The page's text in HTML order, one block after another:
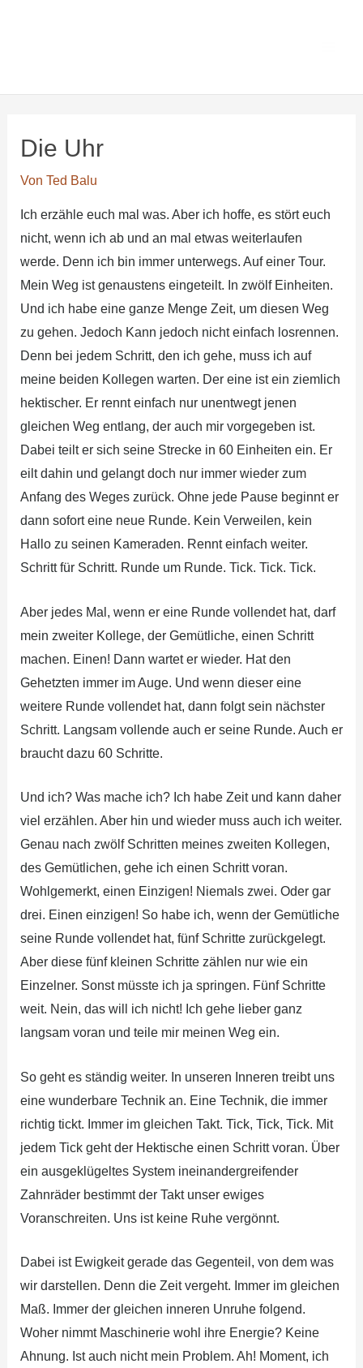
Die Uhr
Von Ted Balu
Ich erzähle euch mal was. Aber ich hoffe, es stört euch
nicht, wenn ich ab und an mal etwas weiterlaufen
werde. Denn ich bin immer unterwegs. Auf einer Tour.
Mein Weg ist genaustens eingeteilt. In zwölf Einheiten.
Und ich habe eine ganze Menge Zeit, um diesen Weg
zu gehen. Jedoch Kann jedoch nicht einfach losrennen.
Denn bei jedem Schritt, den ich gehe, muss ich auf
meine beiden Kollegen warten. Der eine ist ein ziemlich
hektischer. Er rennt einfach nur unentwegt jenen
gleichen Weg entlang, der auch mir vorgegeben ist.
Dabei teilt er sich seine Strecke in 60 Einheiten ein. Er
eilt dahin und gelangt doch nur immer wieder zum
Anfang des Weges zurück. Ohne jede Pause beginnt er
dann sofort eine neue Runde. Kein Verweilen, kein
Hallo zu seinen Kameraden. Rennt einfach weiter.
Schritt für Schritt. Runde um Runde. Tick. Tick. Tick.
Aber jedes Mal, wenn er eine Runde vollendet hat, darf
mein zweiter Kollege, der Gemütliche, einen Schritt
machen. Einen! Dann wartet er wieder. Hat den
Gehetzten immer im Auge. Und wenn dieser eine
weitere Runde vollendet hat, dann folgt sein nächster
Schritt. Langsam vollende auch er seine Runde. Auch er
braucht dazu 60 Schritte.
Und ich? Was mache ich? Ich habe Zeit und kann daher
viel erzählen. Aber hin und wieder muss auch ich weiter.
Genau nach zwölf Schritten meines zweiten Kollegen,
des Gemütlichen, gehe ich einen Schritt voran.
Wohlgemerkt, einen Einzigen! Niemals zwei. Oder gar
drei. Einen einzigen! So habe ich, wenn der Gemütliche
seine Runde vollendet hat, fünf Schritte zurückgelegt.
Aber diese fünf kleinen Schritte zählen nur wie ein
Einzelner. Sonst müsste ich ja springen. Fünf Schritte
weit. Nein, das will ich nicht! Ich gehe lieber ganz
langsam voran und teile mir meinen Weg ein.
So geht es ständig weiter. In unseren Inneren treibt uns
eine wunderbare Technik an. Eine Technik, die immer
richtig tickt. Immer im gleichen Takt. Tick, Tick, Tick. Mit
jedem Tick geht der Hektische einen Schritt voran. Über
ein ausgeklügeltes System ineinandergreifender
Zahnräder bestimmt der Takt unser ewiges
Voranschreiten. Uns ist keine Ruhe vergönnt.
Dabei ist Ewigkeit gerade das Gegenteil, von dem was
wir darstellen. Denn die Zeit vergeht. Immer im gleichen
Maß. Immer der gleichen inneren Unruhe folgend.
Woher nimmt Maschinerie wohl ihre Energie? Keine
Ahnung. Ist auch nicht mein Problem. Ah! Moment, ich